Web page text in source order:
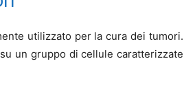
utilizzato per la cura dei tumori.
un gruppo di cellule caratterizzate